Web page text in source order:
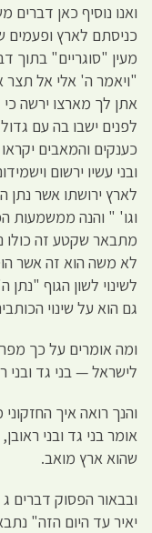
ואנו נוסיף כאן
כניסתם לארץ ופעמים
מעין "סוגריים" בתוך
"ויאמר ה' אלי אל
אתן לך מארצו ירשה
לפנים ישבו בה עם
כענקים והמאבים
ובני עשיו ירשום
לארץ ירושתו אשר
וגו' " והנה ממשמעות
מתבאר שקטע זה כולו
לא משה הוא זה אשר
לשינוי לשון הגוף
גם הוא על שינוי
ומה אומרים על כך
לישראל — בני גד
והנך רואה איך
אומר בני גד ובני
שהוא ארץ מואב.
ובבאור הפסוק דברים
יאיר עד היום הזה"